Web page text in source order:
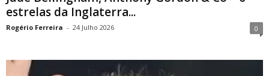
estrelas da Inglaterra...
Rogério Ferreira - 24 Julho 2026 0